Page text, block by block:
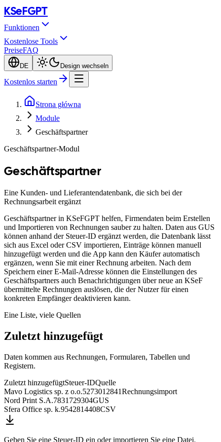
KSeFGPT
Funktionen
Kostenlose Tools
PreiseFAQ
DE Design wechseln
Kostenlos starten
Strona główna
Module
Geschäftspartner
Geschäftspartner-Modul
Geschäftspartner
Eine Kunden- und Lieferantendatenbank, die sich bei der
Rechnungsarbeit ergänzt
Geschäftspartner in KSeFGPT helfen, Firmendaten beim Erstellen
und Importieren von Rechnungen sauber zu halten. Daten aus GUS
können anhand der Steuer-ID ergänzt werden, die Datenbank lässt
sich aus Excel oder CSV importieren, Einträge können manuell
hinzugefügt werden und die App kann den Käufer automatisch
ergänzen, wenn Sie mit einer Rechnung arbeiten. Nach dem
Speichern einer E-Mail-Adresse können die Einstellungen des
Geschäftspartners auch Benachrichtigungen über neue an KSeF
übermittelte Rechnungen auslösen, die der Nutzer für einen
konkreten Empfänger deaktivieren kann.
Eine Liste, viele Quellen
Zuletzt hinzugefügt
Daten kommen aus Rechnungen, Formularen, Tabellen und
Registern.
Zuletzt hinzugefügtSteuer-IDQuelle
Mavo Logistics sp. z o.o.5273012841Rechnungsimport
Nord Print S.A.7831729304GUS
Sfera Office sp. k.9542814408CSV
Geben Sie eine Steuer-ID ein oder importieren Sie eine Datei.